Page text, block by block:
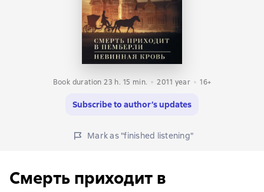
Book duration 23 h. 15 min. 2011 year 16+
Subscribe to author’s updates
Mark as "finished listening"
Смерть приходит в